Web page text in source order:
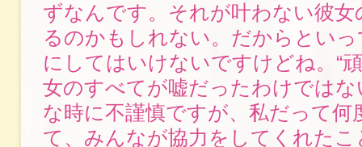
ずなんです。それが叶わない彼女
るのかもしれない。だからとい
にしてはいけないですけどね。“
女のすべてが嘘だったわけでは
な時に不謹慎ですが、私だって何
て、みんなが協力をしてくれたこ